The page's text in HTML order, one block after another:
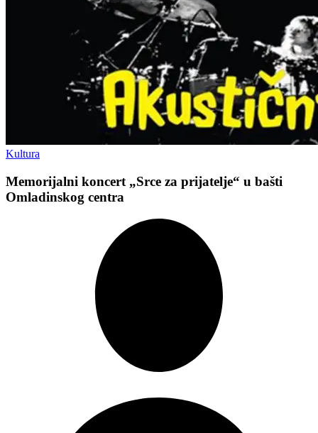
Kultura
Memorijalni koncert „Srce za prijatelje“ u bašti
Omladinskog centra